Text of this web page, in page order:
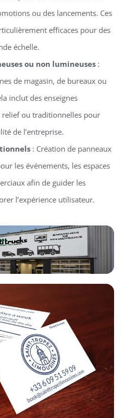
ou des lancements. Ces
efficaces pour des
échelle.
ou non lumineuses:
de magasin, de bureaux ou
inclut des enseignes
relief ou traditionnelles pour
de l’entreprise.
: Création de panneaux
les événements, les espaces
afin de guider les
l’expérience utilisateur.